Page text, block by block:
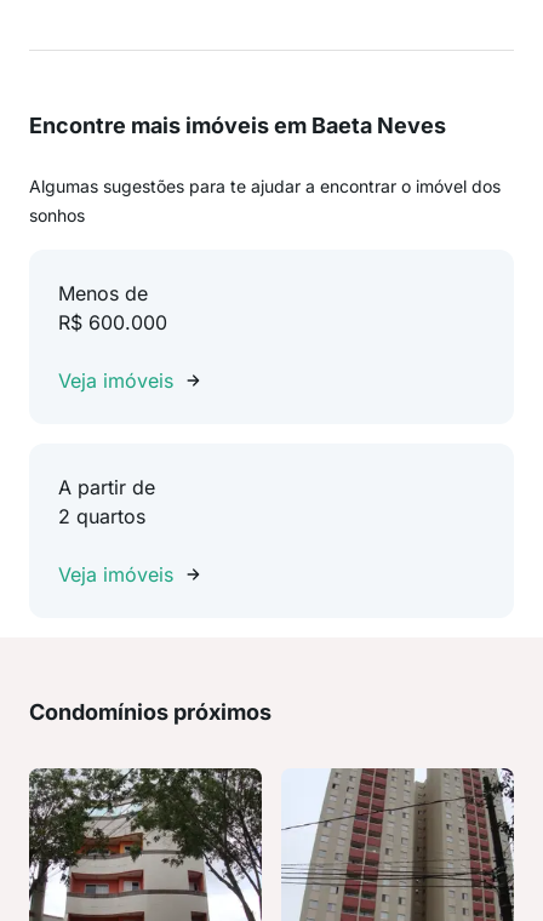
Encontre mais imóveis em Baeta Neves
Algumas sugestões para te ajudar a encontrar o imóvel dos
sonhos
Menos de
R$ 600.000
Veja imóveis
A partir de
2 quartos
Veja imóveis
Condomínios próximos